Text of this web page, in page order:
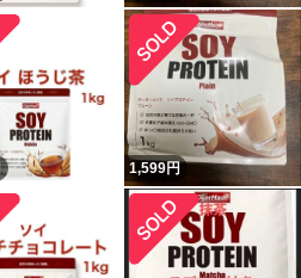
1,599円